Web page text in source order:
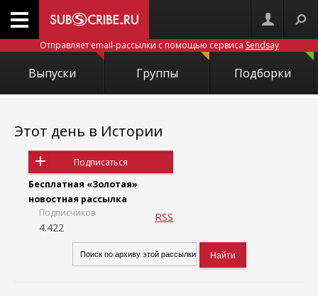
Отправляет email-рассылки с помощью сервиса Sendsay
Выпуски Группы Подборки
Этот день в Истории
Подписаться
Бесплатная «Золотая»
новостная рассылка
Подписчиков
4.422
RSS